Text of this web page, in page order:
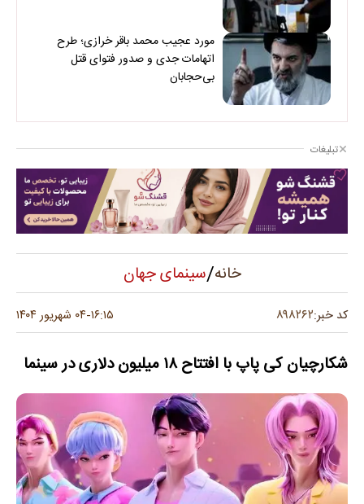
مورد عجیب محمد باقر خرازی؛ طرح
اتهامات جدی و صدور فتوای قتل
بی‌حجابان
تبلیغات
خانه/سینمای جهان
کد خبر:۸۹۸۲۶۲ ۱۶:۱۵-۰۴ شهریور ۱۴۰۴
شکارچیان کی پاپ با افتتاح ۱۸ میلیون دلاری در سینما